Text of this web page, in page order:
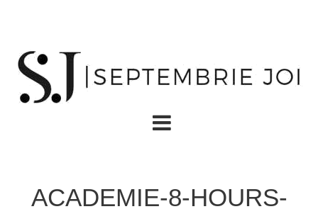
ACADEMIE-8-HOURS-